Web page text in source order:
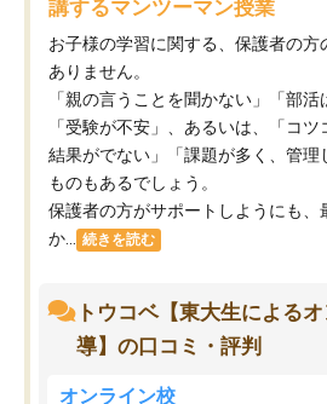
講するマンツーマン授業
お子様の学習に関する、保護者の
ありません。
「親の言うことを聞かない」「部活
「受験が不安」、あるいは、「コツ
結果がでない」「課題が多く、管理
ものもあるでしょう。
保護者の方がサポートしようにも、
か...
続きを読む
トウコベ【東大生による
導】の口コミ・評判
オンライン校